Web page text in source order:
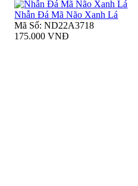
Nhẫn Đá Mã Não Xanh Lá
Mã Số: ND22A3718
175.000 VNĐ